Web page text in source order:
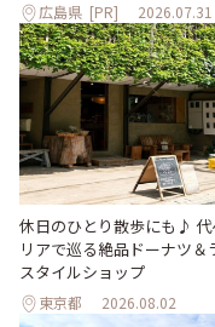
広島県 [PR] 2026.07.31
休日のひとり散歩にも♪ 代
リアで巡る絶品ドーナツ＆
スタイルショップ
東京都 2026.08.02